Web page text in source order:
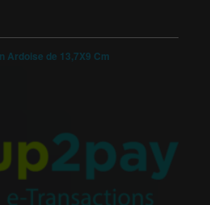
Ardoise de 13,7X9 Cm